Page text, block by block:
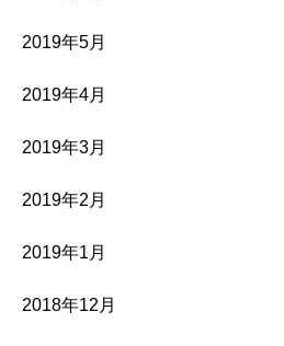
2019年5月
2019年4月
2019年3月
2019年2月
2019年1月
2018年12月